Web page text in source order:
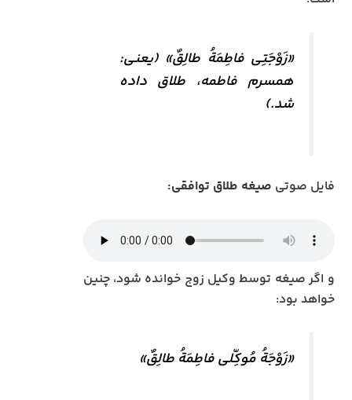
«زَوْجَتِی فاطِمَةُ طالِقٌ» (یعنی:
همسرم فاطمه، طلاق داده
شد.)
فایل صوتی صیغه طلاق توافقی:
و اگر صیغه توسط وکیل زوج خوانده شود، چنین
خواهد بود:
«زَوْجَةُ مُوکِّلی فاطِمَةُ طالِقٌ»